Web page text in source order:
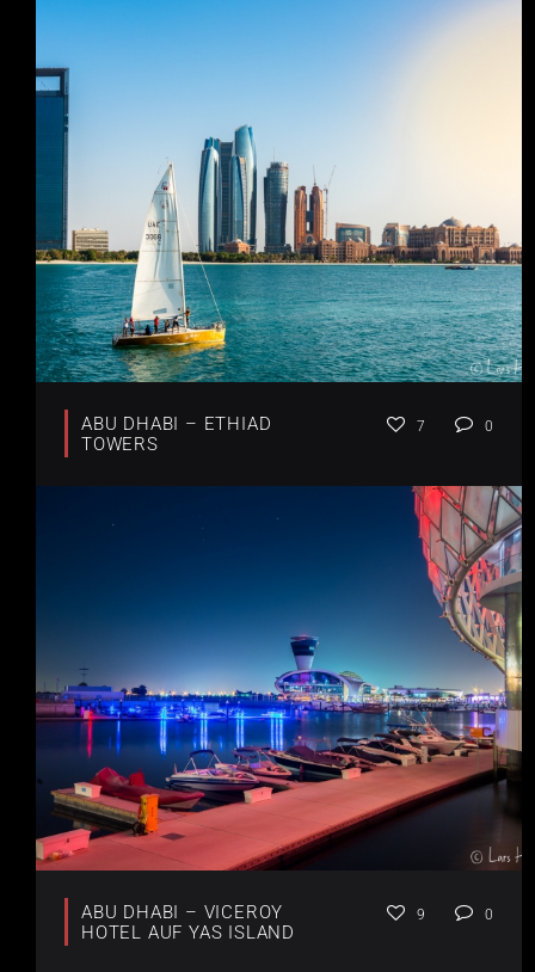
ABU DHABI – ETHIAD
TOWERS
7 0
ABU DHABI – VICEROY
HOTEL AUF YAS ISLAND
9 0